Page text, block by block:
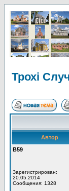
Трохі
Автор
В59
Зарегистрирован:
20.05.2014
Сообщения: 1328